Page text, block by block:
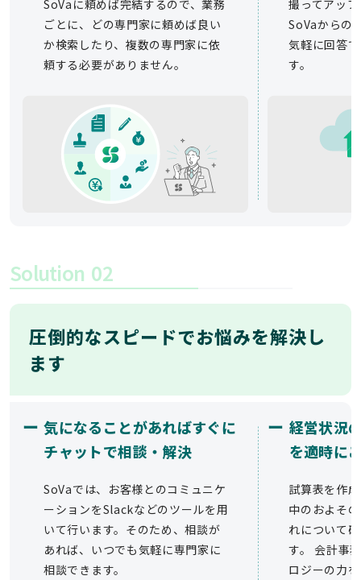
SoVaに頼めば完結するので、業務
ごとに、どの専門家に頼めば良い
か検索したり、複数の専門家に依
頼する必要がありません。
撮ってアッ
SoVaからの
気軽に回答
す。
Solution 02
圧倒的なスピードでお悩みを解決し
ます
ー 気になることがあればすぐに
チャットで相談・解決
SoVaでは、お客様とのコミュニケ
ーションをSlackなどのツールを用
いて行います。そのため、相談が
あれば、いつでも気軽に専門家に
相談できます。
ー 経営状況
を適時に
試算表を作
中のおよそ
れについて
す。 会計事
ロジーの力